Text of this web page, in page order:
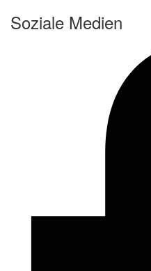
Soziale Medien